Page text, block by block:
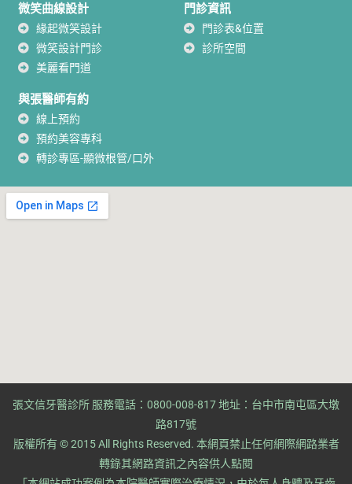
微笑曲線設計
緣起微笑設計
微笑設計門診
美麗看門道
門診資訊
門診表&位置
診所空間
與張醫師有約
線上預約
預約美容專科
轉診專區-顯微根管/口外
張文信牙醫診所 服務電話：0800-008-817 地址：台中市南屯區大墩
路817號
版權所有 © 2015 All Rights Reserved. ​本網頁禁止任何網際網路業者
轉錄其網路資訊之內容供人點閱